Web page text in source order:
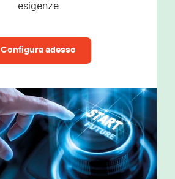
esigenze
Configura adesso